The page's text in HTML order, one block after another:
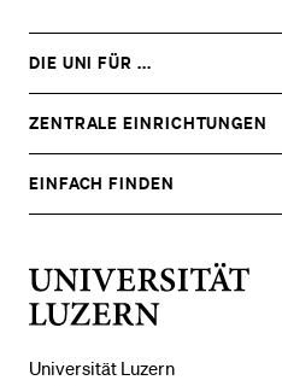
Universität Luzern
DIE UNI FÜR ...
ZEIGE
DAS
UNTERMENÜ
ZENTRALE EINRICHTUNGEN
ZEIGE
DAS
UNTERMENÜ
EINFACH FINDEN
ZEIGE
DAS